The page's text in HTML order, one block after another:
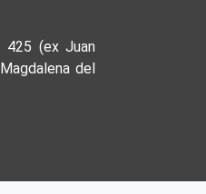
425 (ex Juan
del